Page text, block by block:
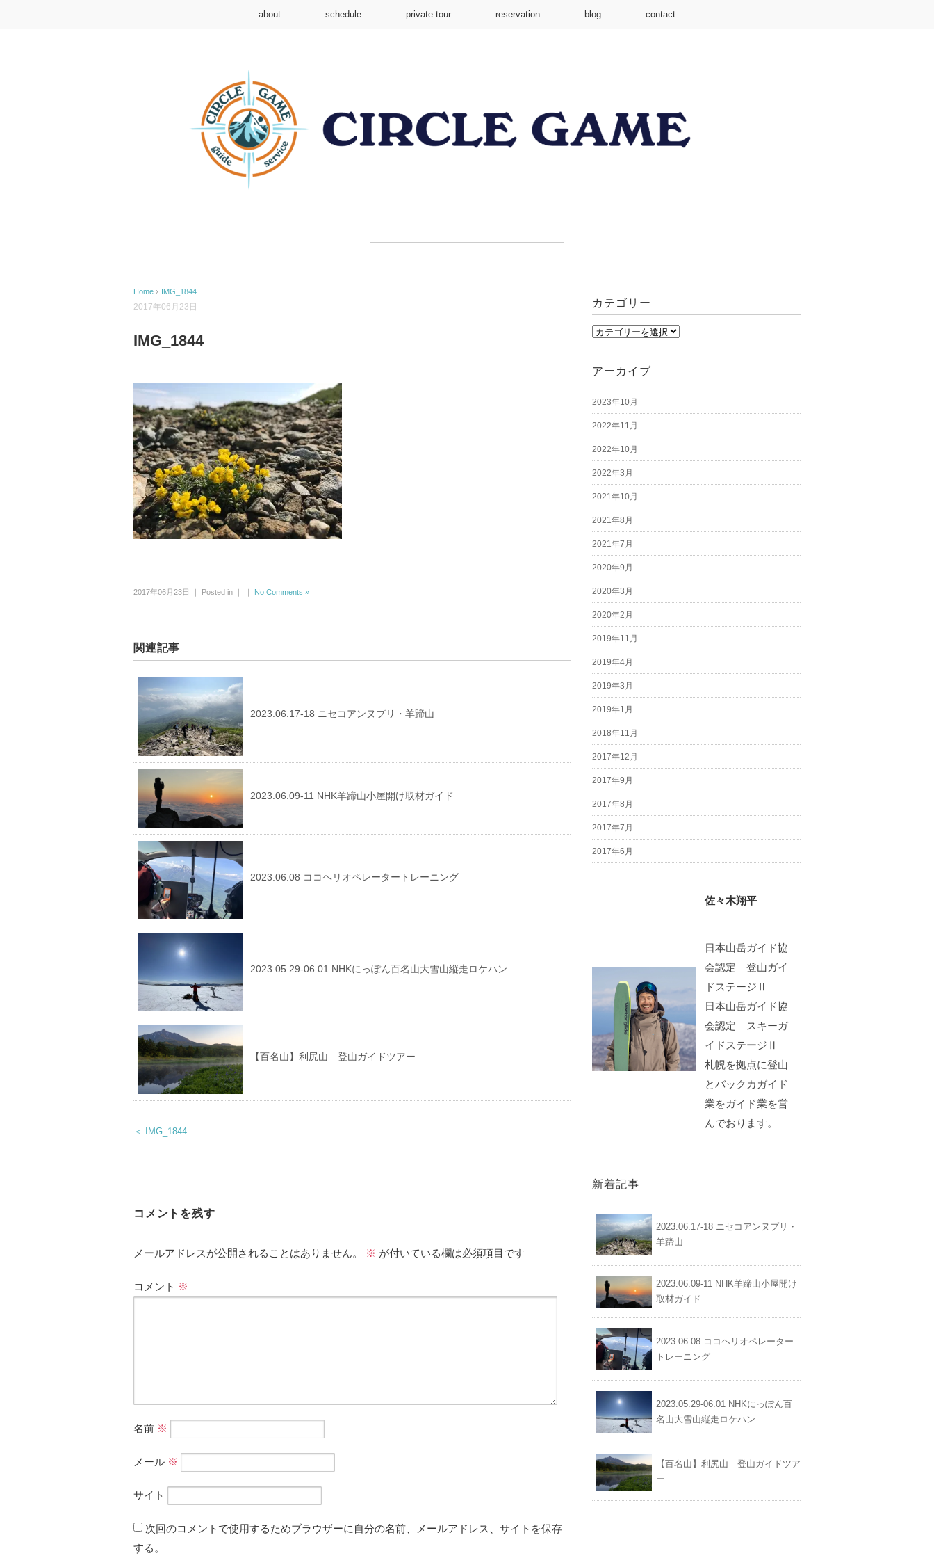
about schedule private tour reservation blog contact
Home › IMG_1844
2017年06月23日
IMG_1844
2017年06月23日 ｜ Posted in ｜ ｜ No Comments »
関連記事
2023.06.17-18 ニセコアンヌプリ・羊蹄山
2023.06.09-11 NHK羊蹄山小屋開け取材ガイド
2023.06.08 ココヘリオペレータートレーニング
2023.05.29-06.01 NHKにっぽん百名山大雪山縦走ロケハン
【百名山】利尻山 登山ガイドツアー
＜ IMG_1844
コメントを残す
メールアドレスが公開されることはありません。 ※ が付いている欄は必須項目です
コメント ※
名前 ※
メール ※
サイト
次回のコメントで使用するためブラウザーに自分の名前、メールアドレス、サイトを保存
する。
カテゴリー
カ
ゴ
リ
ー
アーカイブ
2023年10月
2022年11月
2022年10月
2022年3月
2021年10月
2021年8月
2021年7月
2020年9月
2020年3月
2020年2月
2019年11月
2019年4月
2019年3月
2019年1月
2018年11月
2017年12月
2017年9月
2017年8月
2017年7月
2017年6月
佐々木翔平
日本山岳ガイド協
会認定 登山ガイ
ドステージⅡ
日本山岳ガイド協
会認定 スキーガ
イドステージⅡ
札幌を拠点に登山
とバックカガイド
業をガイド業を営
んでおります。
新着記事
2023.06.17-18 ニセコアンヌプリ・
羊蹄山
2023.06.09-11 NHK羊蹄山小屋開け
取材ガイド
2023.06.08 ココヘリオペレーター
トレーニング
2023.05.29-06.01 NHKにっぽん百
名山大雪山縦走ロケハン
【百名山】利尻山 登山ガイドツア
ー